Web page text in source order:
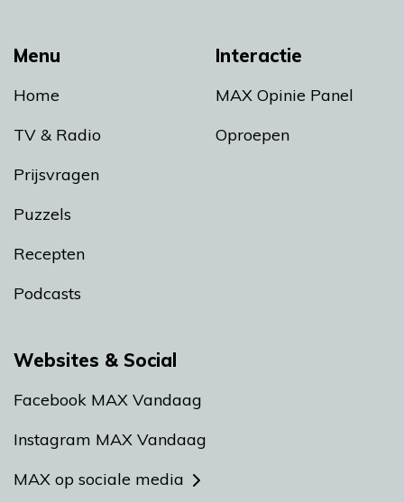
Menu
Home
TV & Radio
Prijsvragen
Puzzels
Recepten
Podcasts
Interactie
MAX Opinie Panel
Oproepen
Websites & Social
Facebook MAX Vandaag
Instagram MAX Vandaag
MAX op sociale media